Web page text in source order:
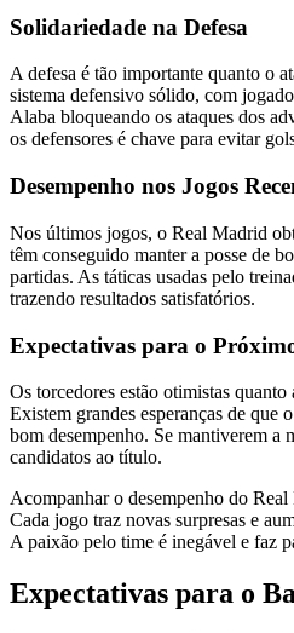
Solidariedade na Defesa
A defesa é tão importante quanto o
sistema defensivo sólido, com
Alaba bloqueando os ataques dos
os defensores é chave para evitar
Desempenho nos Jogos
Nos últimos jogos, o Real Madrid
têm conseguido manter a posse de
partidas. As táticas usadas pelo
trazendo resultados satisfatórios.
Expectativas para o
Os torcedores estão otimistas
Existem grandes esperanças de que
bom desempenho. Se mantiverem a
candidatos ao título.
Acompanhar o desempenho do
Cada jogo traz novas surpresas e
A paixão pelo time é inegável e faz
Expectativas para o